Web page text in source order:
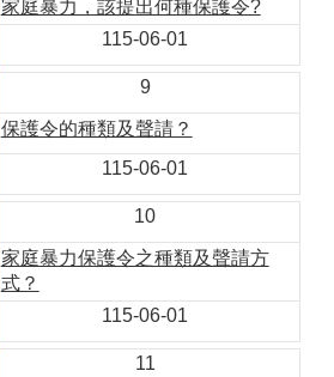
家庭暴力，該提出何種保護令?
115-06-01
9
保護令的種類及聲請？
115-06-01
10
家庭暴力保護令之種類及聲請方
式？
115-06-01
11